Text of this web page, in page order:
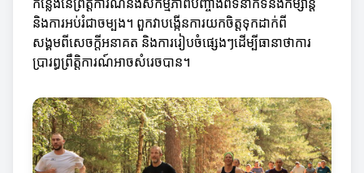
និងការអប់រំជាចម្បង។ ពួកវាបង្កើនការយកចិត្តទុកដាក់ពី
សង្គមពីសេចក្តីអនាគត និងការរៀបចំផ្សេងៗដើម្បីធានាថាការ
ប្រារព្ធព្រឹត្តិការណ៍អាចសំរេចបាន។